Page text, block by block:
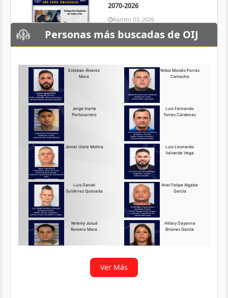
2070-2026
Agosto 03, 2026
Persona requerida
La Delegación Regional de Santa
Requerido OIJ Puntarenas:
2069-2026
Agosto 03, 2026
Persona requerida
La Delegación Regional de
Puntarenas del Organismo de
Investigación
Ver más
Personas más buscadas de OIJ
Ver Más